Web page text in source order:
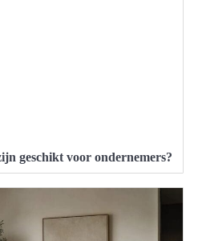
geschikt voor ondernemers?